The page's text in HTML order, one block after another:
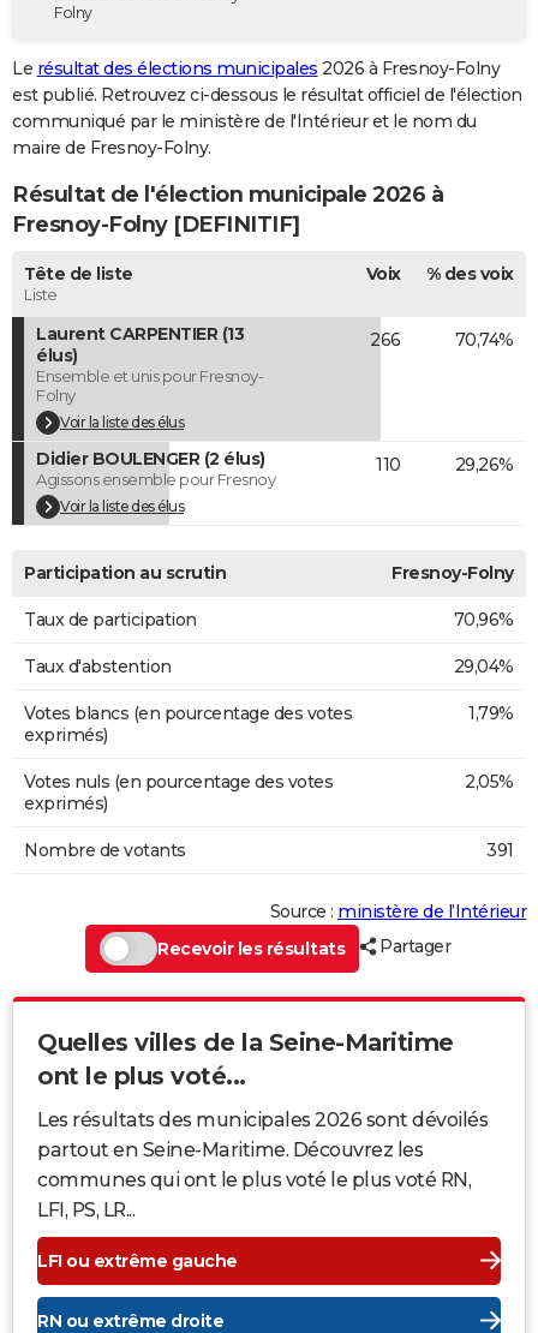
Destinations
City break
Voyage nature
Voyage de noces
Forum
GUIDES D'ACHAT
BONS PLANS
Carte de Noël
Carte Bonne année
Carte Saint-Valentin
Carte Pâques
Carte d'anniversaire
DICTIONNAIRE
Dictionnaire
Biographies
Citations
Expressions
Proverbes
PROGRAMME TV
COPAINS D'AVANT
S'inscrire
Se connecter
Lycées
Collèges
Primaires
Universités
Entreprises
Service militaire
Avis de recherche
AVIS DE DÉCÈS
FORUM
Bricolage
Lifestyle
Culture
Sport
Auto
Television
Voyage
Cinema
Folny
Le résultat des élections municipales 2026 à Fresnoy-Folny
est publié. Retrouvez ci-dessous le résultat officiel de l'élection
communiqué par le ministère de l'Intérieur et le nom du
maire de Fresnoy-Folny.
Résultat de l'élection municipale 2026 à
Fresnoy-Folny [DEFINITIF]
Tête de liste
Liste
Voix % des voix
Laurent CARPENTIER (13
élus)
Ensemble et unis pour Fresnoy-
Folny
Voir la liste des élus
266 70,74%
Didier BOULENGER (2 élus)
Agissons ensemble pour Fresnoy
Voir la liste des élus
110 29,26%
Participation au scrutin Fresnoy-Folny
Taux de participation 70,96%
Taux d'abstention 29,04%
Votes blancs (en pourcentage des votes
exprimés)
1,79%
Votes nuls (en pourcentage des votes
exprimés)
2,05%
Nombre de votants 391
Source : ministère de l’Intérieur
Recevoir les résultats
Partager
Quelles villes de la Seine-Maritime
ont le plus voté...
Les résultats des municipales 2026 sont dévoilés
partout en Seine-Maritime. Découvrez les
communes qui ont le plus voté le plus voté RN,
LFI, PS, LR...
LFI ou extrême gauche
RN ou extrême droite